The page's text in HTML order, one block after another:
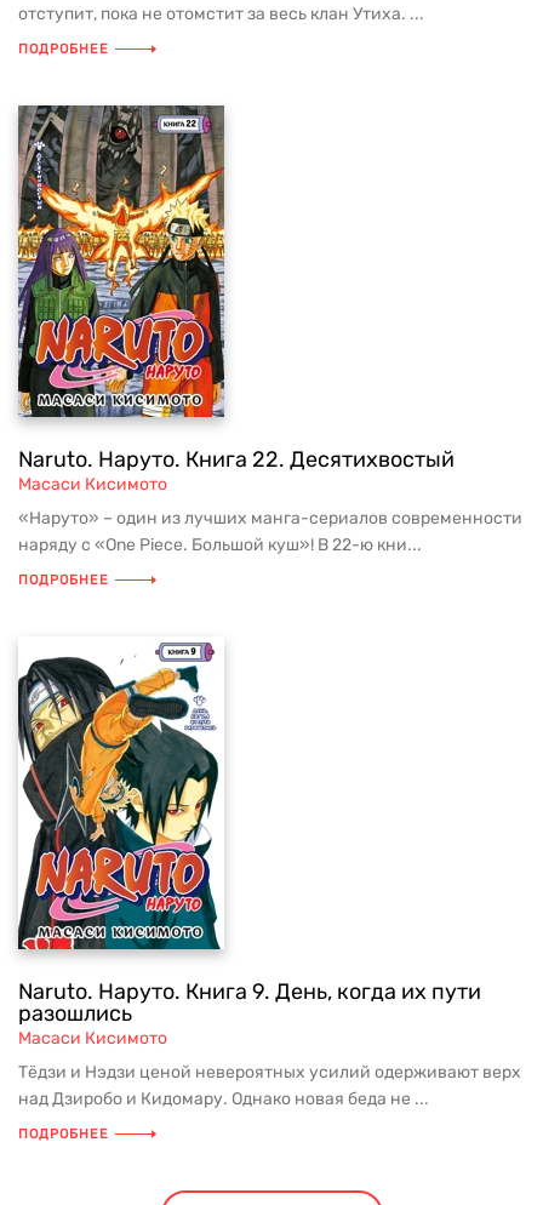
отступит, пока не отомстит за весь клан Утиха. ...
ПОДРОБНЕЕ
Naruto. Наруто. Книга 22. Десятихвостый
Масаси Кисимото
«Наруто» – один из лучших манга-сериалов современности
наряду с «One Piece. Большой куш»! В 22-ю кни...
ПОДРОБНЕЕ
Naruto. Наруто. Книга 9. День, когда их пути
разошлись
Масаси Кисимото
Тёдзи и Нэдзи ценой невероятных усилий одерживают верх
над Дзиробо и Кидомару. Однако новая беда не ...
ПОДРОБНЕЕ